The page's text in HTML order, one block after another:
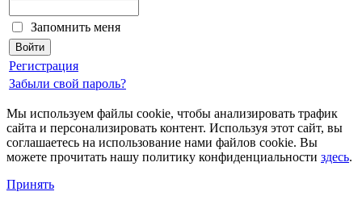
Запомнить меня
Регистрация
Забыли свой пароль?
Мы используем файлы cookie, чтобы анализировать трафик
сайта и персонализировать контент. Используя этот сайт, вы
соглашаетесь на использование нами файлов cookie. Вы
можете прочитать нашу политику конфиденциальности здесь.
Принять